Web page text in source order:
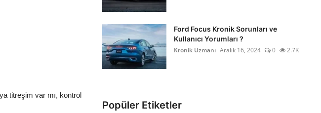
titreşim var mı, kontrol
Ford Focus Kronik Sorunları ve
Kullanıcı Yorumları ?
Kronik Uzmanı Aralık 16, 2024 0 2.7K
Popüler Etiketler